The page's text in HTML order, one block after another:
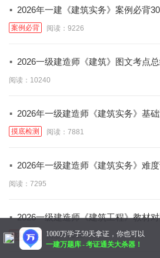
· 2026年一建《建筑实务》案例必背
案例必背 阅读：9226
· 2026一级建造师《建筑》图文考点
阅读：10240
· 2026年一级建造师《建筑实务》基
摸底检测 阅读：7881
· 2026年一级建造师《建筑实务》难
阅读：7295
· 2026一级建造师《建筑工程》教材
教材变动 阅读：9212
1000万学子59天拿证，你也可以
一建万题库-考证通关大杀器！